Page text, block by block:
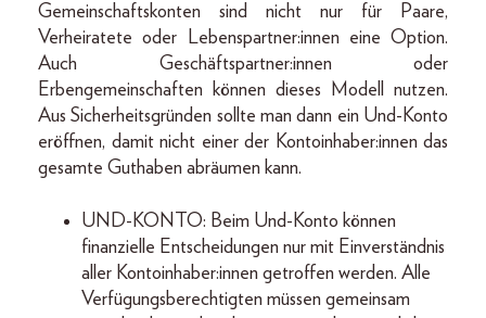
Gemeinschaftskonten sind nicht nur für Paare,
Verheiratete oder Lebenspartner:innen eine Option.
Auch Geschäftspartner:innen oder
Erbengemeinschaften können dieses Modell nutzen.
Aus Sicherheitsgründen sollte man dann ein Und-Konto
eröffnen, damit nicht einer der Kontoinhaber:innen das
gesamte Guthaben abräumen kann.
UND-KONTO: Beim Und-Konto können
finanzielle Entscheidungen nur mit Einverständnis
aller Kontoinhaber:innen getroffen werden. Alle
Verfügungsberechtigten müssen gemeinsam